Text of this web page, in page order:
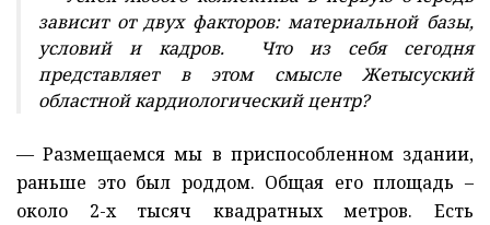
зависит от двух факторов: материальной базы,
условий и кадров. Что из себя сегодня
представляет в этом смысле Жетысуский
областной кардиологический центр?
— Размещаемся мы в приспособленном здании,
раньше это был роддом. Общая его площадь –
около 2-х тысяч квадратных метров. Есть